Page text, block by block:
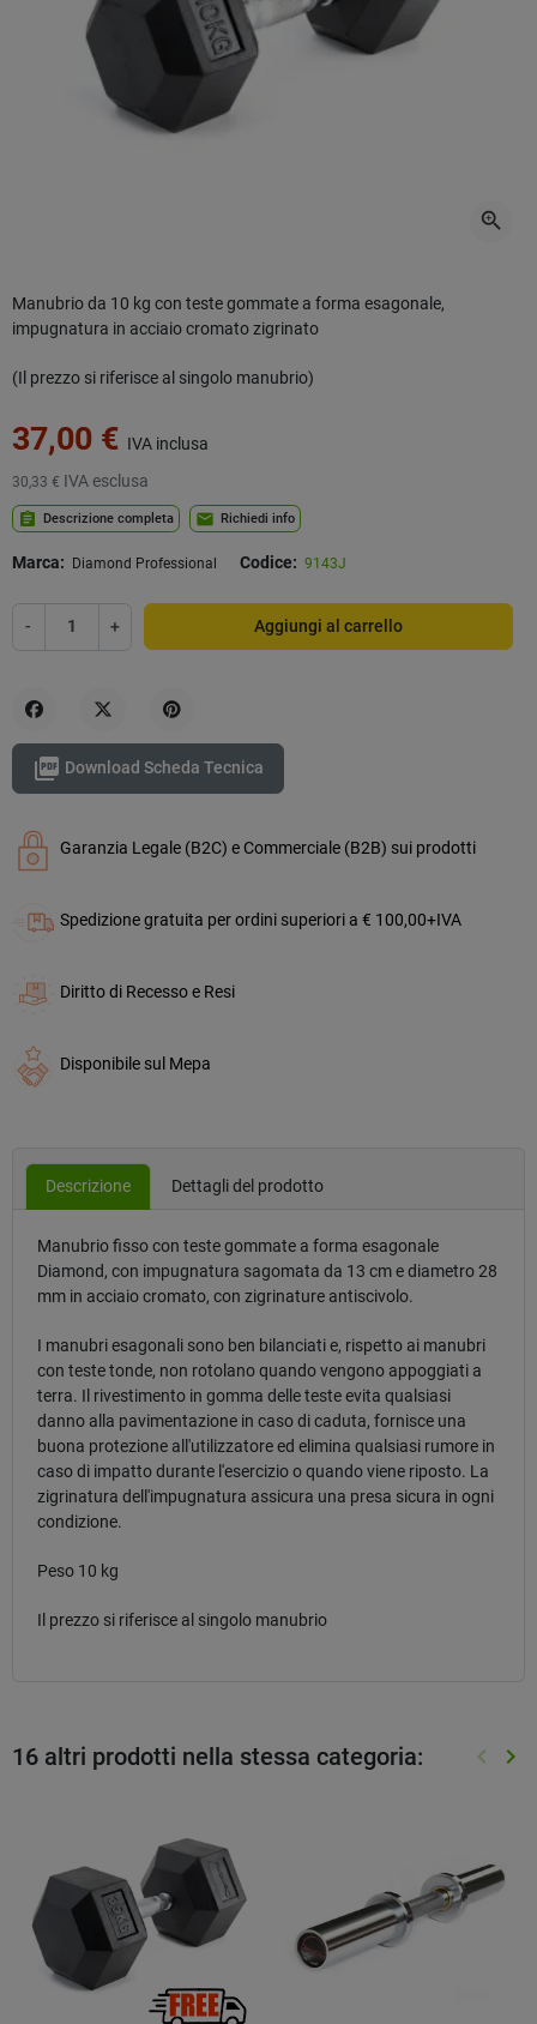
zoom_in
Manubrio da 10 kg con teste gommate a forma esagonale,
impugnatura in acciaio cromato zigrinato
(Il prezzo si riferisce al singolo manubrio)
37,00 € IVA inclusa
30,33 € IVA esclusa
assignment Descrizione completa mail Richiedi info
Marca: Diamond Professional Codice: 9143J
- + Aggiungi al carrello
 Download Scheda Tecnica
Garanzia Legale (B2C) e Commerciale (B2B) sui prodotti
Spedizione gratuita per ordini superiori a € 100,00+IVA
Diritto di Recesso e Resi
Disponibile sul Mepa
Descrizione Dettagli del prodotto
Manubrio fisso con teste gommate a forma esagonale
Diamond, con impugnatura sagomata da 13 cm e diametro 28
mm in acciaio cromato, con zigrinature antiscivolo.
I manubri esagonali sono ben bilanciati e, rispetto ai manubri
con teste tonde, non rotolano quando vengono appoggiati a
terra. Il rivestimento in gomma delle teste evita qualsiasi
danno alla pavimentazione in caso di caduta, fornisce una
buona protezione all'utilizzatore ed elimina qualsiasi rumore in
caso di impatto durante l'esercizio o quando viene riposto. La
zigrinatura dell'impugnatura assicura una presa sicura in ogni
condizione.
Peso 10 kg
Il prezzo si riferisce al singolo manubrio
16 altri prodotti nella stessa categoria: keyboard_arrow_left keyboard_arrow_right